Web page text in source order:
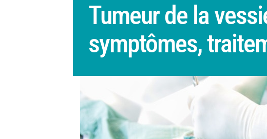
Tumeur de la
symptômes,